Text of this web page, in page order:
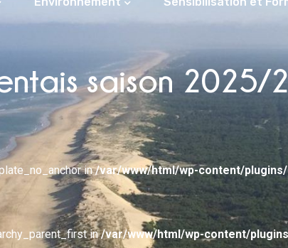
saison 2025/
in/var/www/html/wp-content/
in/var/www/html/wp-content/